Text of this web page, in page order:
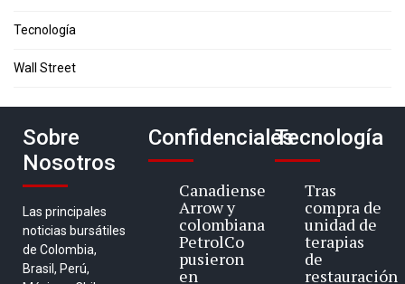
Tecnología
Wall Street
Sobre
Nosotros
Las principales
noticias bursátiles
de Colombia,
Brasil, Perú,
Confidenciales
Canadiense
Arrow y
colombiana
PetrolCo
pusieron
en
Tecnología
Tras
compra de
unidad de
terapias
de
restauración